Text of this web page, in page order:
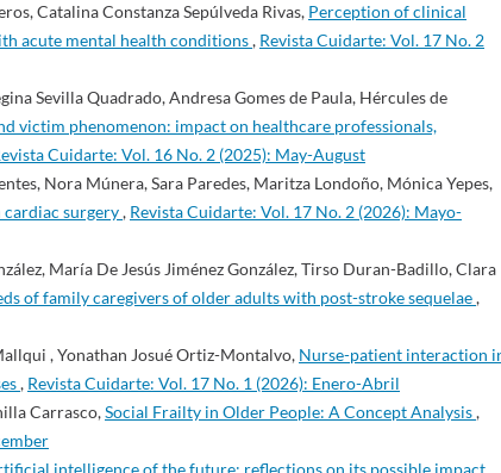
Catalina Constanza Sepúlveda Rivas, Perception of clinical
acute mental health conditions, Revista Cuidarte: Vol. 17 No. 2
Sevilla Quadrado, Andresa Gomes de Paula, Hércules de
victim phenomenon: impact on healthcare professionals,
Cuidarte: Vol. 16 No. 2 (2025): May-August
Nora Múnera, Sara Paredes, Maritza Londoño, Mónica Yepes,
surgery, Revista Cuidarte: Vol. 17 No. 2 (2026): Mayo-
María De Jesús Jiménez González, Tirso Duran-Badillo, Clara
of family caregivers of older adults with post-stroke sequelae,
, Yonathan Josué Ortiz-Montalvo, Nurse-patient interaction
, Revista Cuidarte: Vol. 17 No. 1 (2026): Enero-Abril
Carrasco,Social Frailty in Older People: A Concept Analysis,